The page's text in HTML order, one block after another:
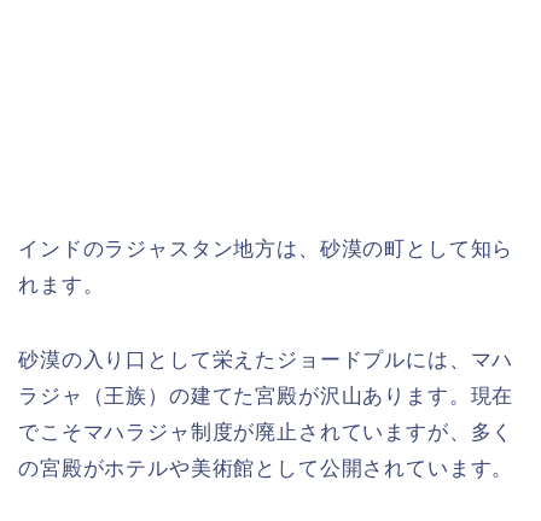
インドのラジャスタン地方は、砂漠の町として知ら
れます。
砂漠の入り口として栄えたジョードプルには、マハ
ラジャ（王族）の建てた宮殿が沢山あります。現在
でこそマハラジャ制度が廃止されていますが、多く
の宮殿がホテルや美術館として公開されています。